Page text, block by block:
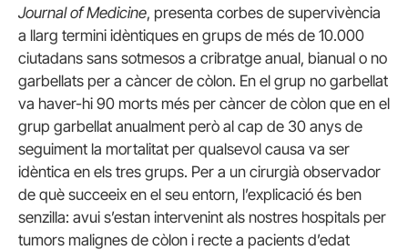
Journal of Medicine, presenta corbes de supervivència
a llarg termini idèntiques en grups de més de 10.000
ciutadans sans sotmesos a cribratge anual, bianual o no
garbellats per a càncer de còlon. En el grup no garbellat
va haver-hi 90 morts més per càncer de còlon que en el
grup garbellat anualment però al cap de 30 anys de
seguiment la mortalitat per qualsevol causa va ser
idèntica en els tres grups. Per a un cirurgià observador
de què succeeix en el seu entorn, l’explicació és ben
senzilla: avui s’estan intervenint als nostres hospitals per
tumors malignes de còlon i recte a pacients d’edat